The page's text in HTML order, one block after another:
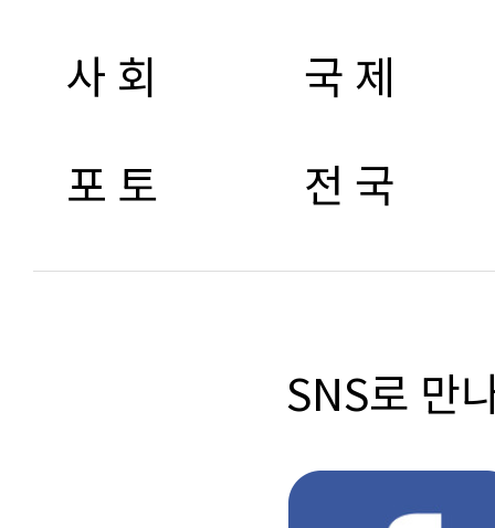
사 회
국 제
포 토
전 국
SNS로 만